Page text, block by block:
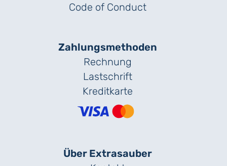
Code of Conduct
Zahlungs­methoden
Rechnung
Lastschrift
Kreditkarte
Über Extrasauber